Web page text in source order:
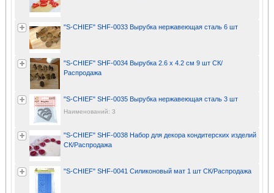
"S-CHIEF" SHF-0033 Вырубка нержавеющая сталь 6 шт
"S-CHIEF" SHF-0034 Вырубка 2.6 х 4.2 см 9 шт СК/
Распродажа
"S-CHIEF" SHF-0035 Вырубка нержавеющая сталь 3 шт
Наименований: 3
"S-CHIEF" SHF-0038 Набор для декора кондитерских изделий
СК/Распродажа
"S-CHIEF" SHF-0041 Силиконовый мат 1 шт СК/Распродажа